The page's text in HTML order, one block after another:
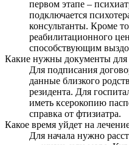
первом этапе –
подключается
консультанты. Кроме
реабилитационного
способствующим
Какие нужны документы для
Для подписания
данные близкого
резидента. Для
иметь ксерокопию
справка от фтизиатра.
Какое время уйдет на
Для начала нужно